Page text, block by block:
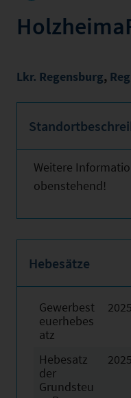
Lkr. Regensburg,
Weitere
obenstehend!
Hebesätze
Gewerbest
euerhebes
atz
2025
Hebesatz
der
Grundsteu
2025